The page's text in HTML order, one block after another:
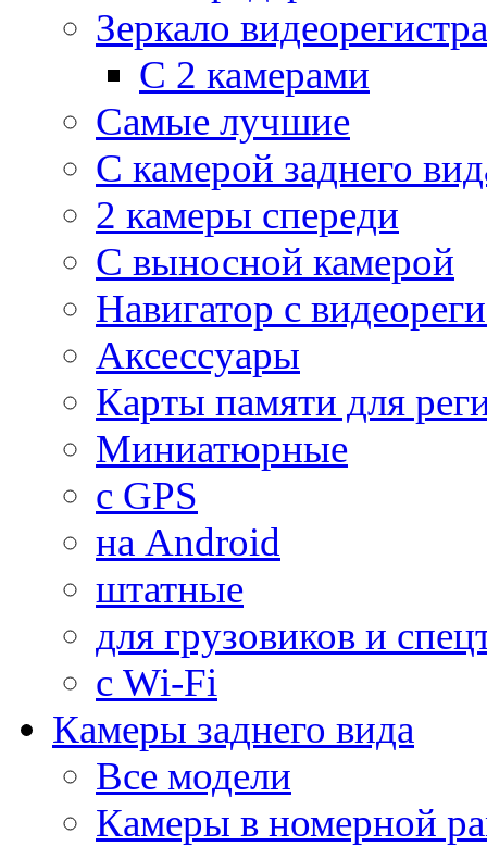
Зеркало
С 2 камерами
Самые лучшие
С камерой заднего
2 камеры спереди
С выносной камерой
Навигатор с
Аксессуары
Карты памяти для
Миниатюрные
с GPS
на Android
штатные
для грузовиков и
с Wi-Fi
Камеры заднего вида
Все модели
Камеры в номерной